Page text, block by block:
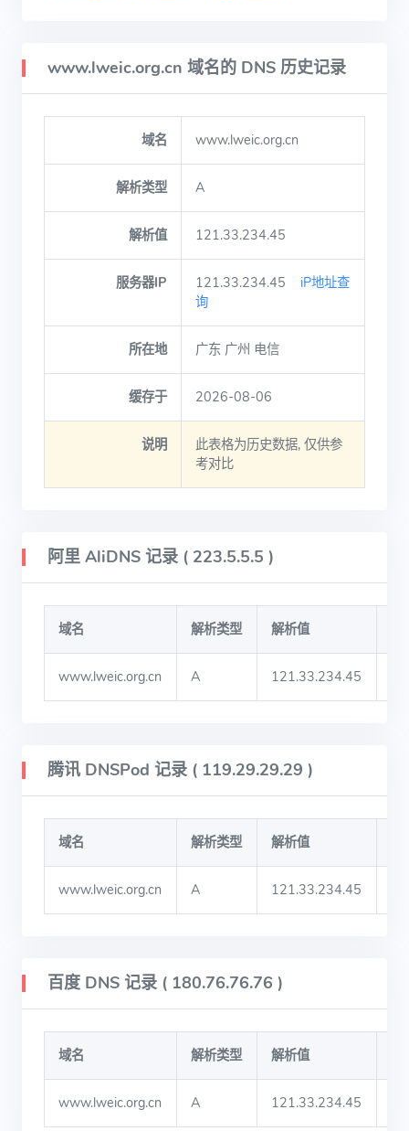
www.lweic.org.cn 域名的 DNS 历史记录
域名 www.lweic.org.cn
解析类型 A
解析值 121.33.234.45
服务器IP 121.33.234.45
iP地址查
询
所在地 广东 广州 电信
缓存于 2026-08-06
说明
此表格为历史数据, 仅供参
考对比
阿里 AliDNS 记录 ( 223.5.5.5 )
域名 解析类型 解析值
www.lweic.org.cn A 121.33.234.45
腾讯 DNSPod 记录 ( 119.29.29.29 )
域名 解析类型 解析值
www.lweic.org.cn A 121.33.234.45
百度 DNS 记录 ( 180.76.76.76 )
域名 解析类型 解析值
www.lweic.org.cn A 121.33.234.45